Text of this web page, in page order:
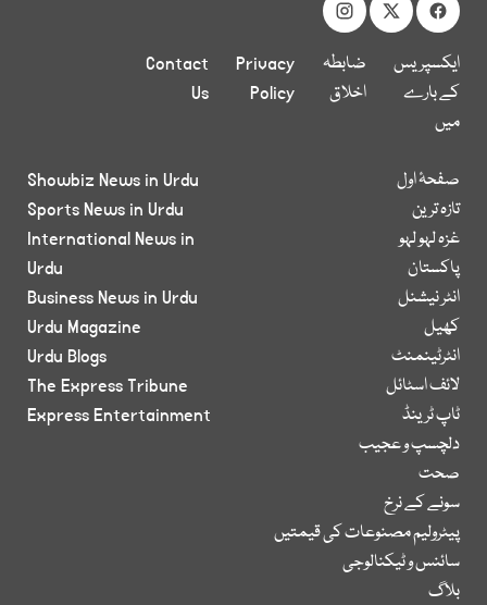
ایکسپریس
کے بارے
میں
ضابطہ
اخلاق
Privacy
Policy
Contact
Us
صفحۂ اول
تازہ ترین
غزہ لہو لہو
پاکستان
انٹر نیشنل
کھیل
انٹرٹینمنٹ
لائف اسٹائل
ٹاپ ٹرینڈ
دلچسپ و عجیب
صحت
سونے کے نرخ
پیٹرولیم مصنوعات کی قیمتیں
سائنس و ٹیکنالوجی
بلاگ
Showbiz News in Urdu
Sports News in Urdu
International News in
Urdu
Business News in Urdu
Urdu Magazine
Urdu Blogs
The Express Tribune
Express Entertainment